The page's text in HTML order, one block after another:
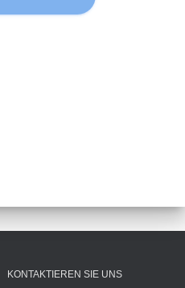
KONTAKTIEREN SIE UNS